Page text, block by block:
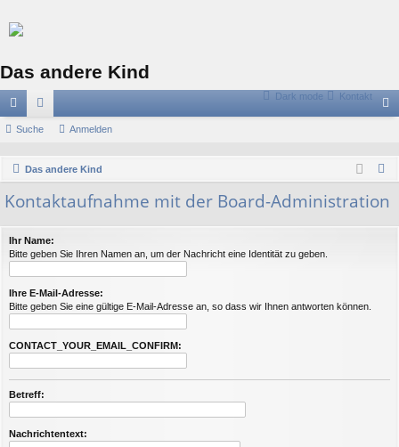
Das andere Kind
ch
llz
ug
riff
or
Dark mode Kontakt
el
de
Suche Anmelden
Das andere Kind
h
Kontaktaufnahme mit der Board-Administration
Ihr Name:
Bitte geben Sie Ihren Namen an, um der Nachricht eine Identität zu geben.
Ihre E-Mail-Adresse:
Bitte geben Sie eine gültige E-Mail-Adresse an, so dass wir Ihnen antworten können.
CONTACT_YOUR_EMAIL_CONFIRM:
Betreff:
Nachrichtentext: